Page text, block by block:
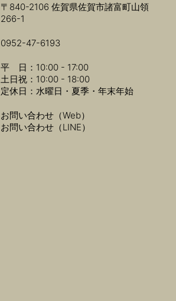
〒840-2106 佐賀県佐賀市諸富町山領
266-1
0952-47-6193
平 日：10:00 - 17:00
土日祝：10:00 - 18:00
定休日：水曜日・夏季・年末年始
お問い合わせ（Web）
お問い合わせ（LINE）